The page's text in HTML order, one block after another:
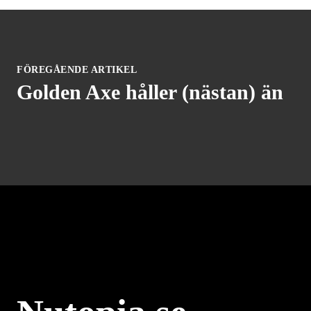
FÖREGÅENDE ARTIKEL
Golden Axe håller (nästan) än